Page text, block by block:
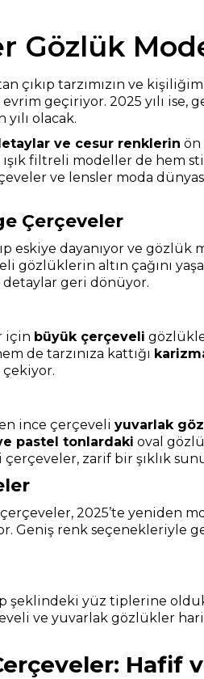
Gözlük
çıkıp tarzımızın ve
geçiriyor. 2025 yılı ise,
olacak.
ve cesur renklerin ön
filtreli modeller de hem
ve lensler moda
Çerçeveler
eskiye dayanıyor ve
gözlüklerin altın çağını
detaylar geri dönüyor.
için büyük çerçeveli
de tarzınıza kattığı
ince çerçeveli yuvarlak
pastel tonlardaki oval
zarif bir şıklık
2025’te yeniden
Geniş renk seçenekleriyle
yüz tiplerine
ve yuvarlak gözlükler
Hafif